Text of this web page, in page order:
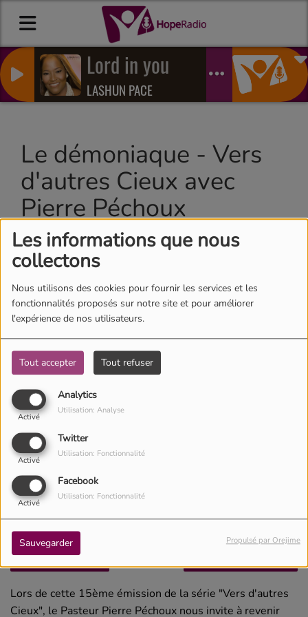
Les informations que nous
collectons
Nous utilisons des cookies pour fournir les services et les
fonctionnalités proposés sur notre site et pour améliorer
l'expérience de nos utilisateurs.
Tout accepter Tout refuser
Analytics
Activé
Utilisation: Analyse
Twitter
Activé
Utilisation: Fonctionnalité
Facebook
Activé
Utilisation: Fonctionnalité
Sauvegarder Propulsé par Orejime
Lord in you
LASHUN PACE
Le démoniaque - Vers
d'autres Cieux avec
Pierre Péchoux
20 décembre 2020 -
Lors de cette 15ème émission de la série "Vers d'autres
Cieux", le Pasteur Pierre Péchoux nous invite à revenir